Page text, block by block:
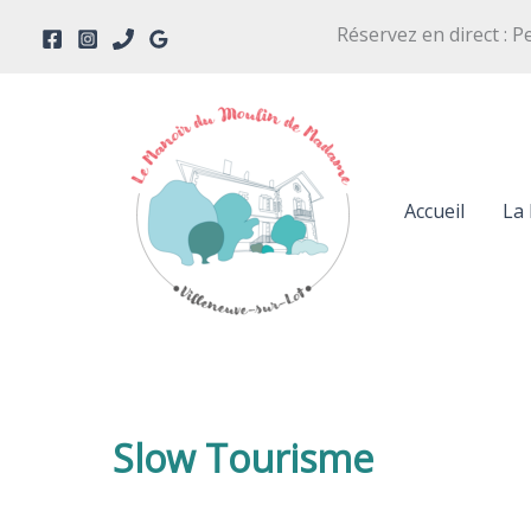
Réservez en direct :
Accueil La
Slow Tourisme